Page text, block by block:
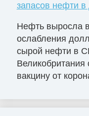
запасов нефти
Нефть выросла
ослабления
сырой нефти в
вакцину от